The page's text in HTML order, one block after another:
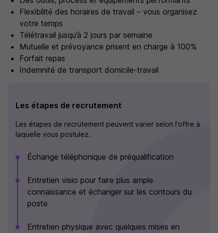
Flexibilité des horaires de travail – vous organisez
votre temps
Télétravail jusqu’à 2 jours par semaine
Mutuelle et prévoyance prisent en charge à 100%
Forfait repas
Indemnité de transport domicile-travail
Les étapes de recrutement
Les étapes de recrutement peuvent varier selon l'offre à
laquelle vous postulez.
Échange téléphonique de préqualification
Entretien visio pour faire plus ample
connaissance et échanger sur les contours du
poste
Entretien physique avec quelques mises en